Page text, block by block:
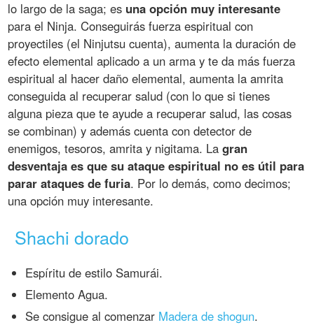
lo largo de la saga; es una opción muy interesante
para el Ninja. Conseguirás fuerza espiritual con
proyectiles (el Ninjutsu cuenta), aumenta la duración de
efecto elemental aplicado a un arma y te da más fuerza
espiritual al hacer daño elemental, aumenta la amrita
conseguida al recuperar salud (con lo que si tienes
alguna pieza que te ayude a recuperar salud, las cosas
se combinan) y además cuenta con detector de
enemigos, tesoros, amrita y nigitama. Lagran
desventaja es que su ataque espiritual no es útil para
parar ataques de furia. Por lo demás, como decimos;
una opción muy interesante.
Shachi dorado
Espíritu de estilo Samurái.
Elemento Agua.
Se consigue al comenzar Madera de shogun.